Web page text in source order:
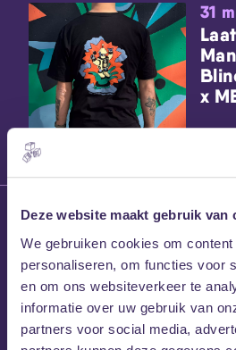
Deze website maakt gebruik van
We gebruiken cookies om
personaliseren, om functies voor
en om ons websiteverkeer te
informatie over uw gebruik van
partners voor social media,
31
x
27